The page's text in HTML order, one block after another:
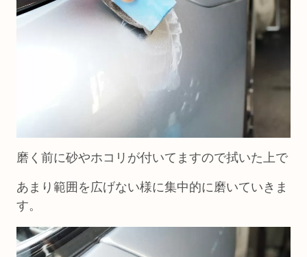
磨く前に砂やホコリが付いてますので拭いた上で
あまり範囲を広げない様に集中的に磨いていきま
す。